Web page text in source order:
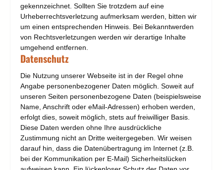
gekennzeichnet. Sollten Sie trotzdem auf eine
Urheberrechtsverletzung aufmerksam werden, bitten wir
um einen entsprechenden Hinweis. Bei Bekanntwerden
von Rechtsverletzungen werden wir derartige Inhalte
umgehend entfernen.
Datenschutz
Die Nutzung unserer Webseite ist in der Regel ohne
Angabe personenbezogener Daten möglich. Soweit auf
unseren Seiten personenbezogene Daten (beispielsweise
Name, Anschrift oder eMail-Adressen) erhoben werden,
erfolgt dies, soweit möglich, stets auf freiwilliger Basis.
Diese Daten werden ohne Ihre ausdrückliche
Zustimmung nicht an Dritte weitergegeben. Wir weisen
darauf hin, dass die Datenübertragung im Internet (z.B.
bei der Kommunikation per E-Mail) Sicherheitslücken